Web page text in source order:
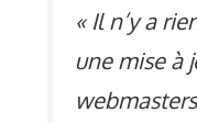
« Il n’y a
une mise à